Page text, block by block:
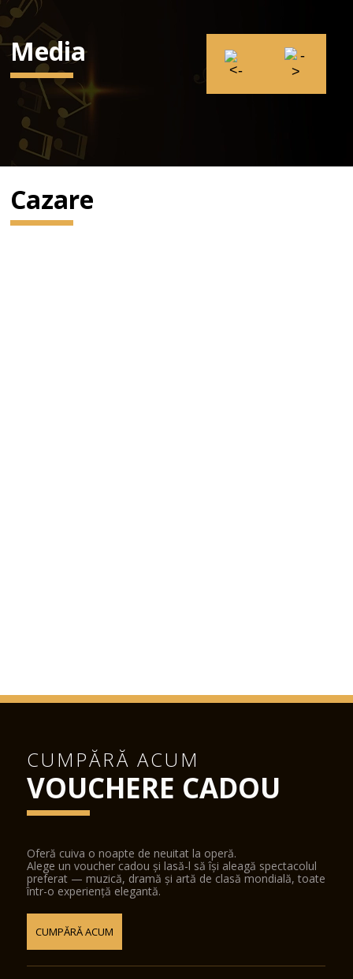
Media
Cazare
CUMPĂRĂ ACUM
VOUCHERE CADOU
Oferă cuiva o noapte de neuitat la operă.
Alege un voucher cadou și lasă-l să își aleagă spectacolul
preferat — muzică, dramă și artă de clasă mondială, toate
într-o experiență elegantă.
CUMPĂRĂ ACUM